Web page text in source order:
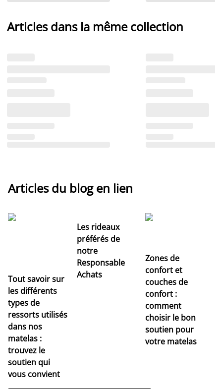
Articles dans la même collection
Articles du blog en lien
Tout savoir sur
les différents
types de
ressorts utilisés
dans nos
matelas :
trouvez le
soutien qui
vous convient
Les rideaux
préférés de
notre
Responsable
Achats
Zones de
confort et
couches de
confort :
comment
choisir le bon
soutien pour
votre matelas